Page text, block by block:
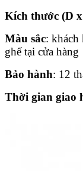
Kích thước (D
Màu sắc: khách
ghế tại cửa hàng
Bảo hành: 12
Thời gian giao